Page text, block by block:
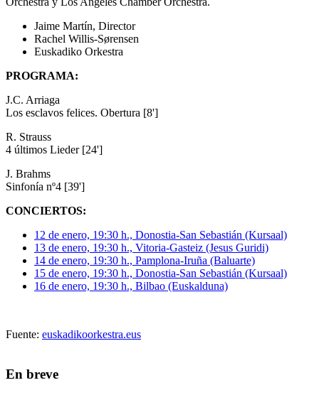
Jaime Martín, Director
Rachel Willis-Sørensen
Euskadiko Orkestra
PROGRAMA:
J.C. Arriaga
Los esclavos felices. Obertura [8']
R. Strauss
4 últimos Lieder [24']
J. Brahms
Sinfonía nº4 [39']
CONCIERTOS:
12 de enero, 19:30 h., Donostia-San Sebastián (Kursaal)
13 de enero, 19:30 h., Vitoria-Gasteiz (Jesus Guridi)
14 de enero, 19:30 h., Pamplona-Iruña (Baluarte)
15 de enero, 19:30 h., Donostia-San Sebastián (Kursaal)
16 de enero, 19:30 h., Bilbao (Euskalduna)
Fuente: euskadikoorkestra.eus
En breve